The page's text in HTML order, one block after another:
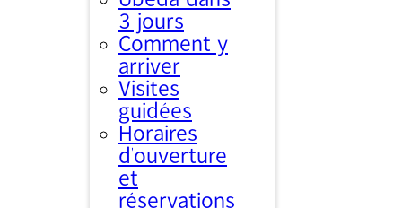
3 jours
Comment y
arriver
Visites
guidées
Horaires
d’ouverture
et
réservations